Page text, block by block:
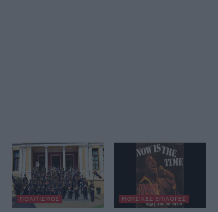
ΠΟΛΙΤΙΣΜΌΣ ΜΟΥΣΙΚΈΣ ΕΠΙΛΟΓΈΣ